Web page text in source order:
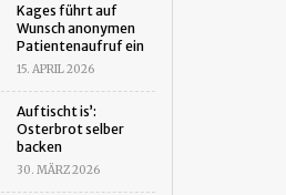
Kages führt auf
Wunsch anonymen
Patientenaufruf ein
15. APRIL 2026
Auftischt is’:
Osterbrot selber
backen
30. MÄRZ 2026